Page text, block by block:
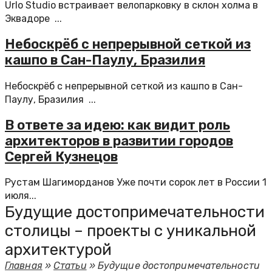
Urlo Studio встраивает велопарковку в склон холма в
Эквадоре ...
Небоскрёб с непрерывной сеткой из
кашпо в Сан-Паулу, Бразилия
Небоскрёб с непрерывной сеткой из кашпо в Сан-
Паулу, Бразилия ...
В ответе за идею: как видит роль
архитекторов в развитии городов
Сергей Кузнецов
Рустам Шагиморданов Уже почти сорок лет в России 1
июля...
Будущие достопримечательности
столицы – проекты с уникальной
архитектурой
Главная»Статьи » Будущие достопримечательности